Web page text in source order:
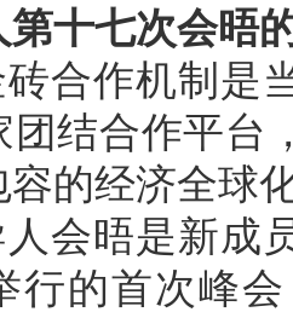
第十七次会晤
合作机制是
团结合作平台
的经济全球
会晤是新成
行的首次峰